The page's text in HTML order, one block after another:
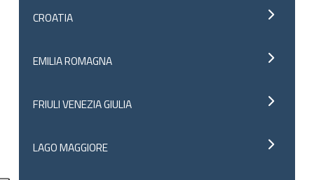
CROATIA
EMILIA ROMAGNA
FRIULI VENEZIA GIULIA
LAGO MAGGIORE